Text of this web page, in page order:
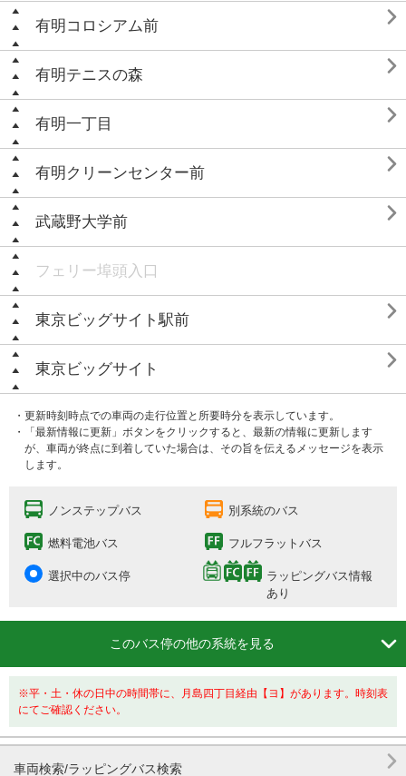
有明コロシアム前 
有明テニスの森 
有明一丁目 
有明クリーンセンター前 
武蔵野大学前 
フェリー埠頭入口
東京ビッグサイト駅前 
東京ビッグサイト 
・更新時刻時点での車両の走行位置と所要時分を表示しています。
・「最新情報に更新」ボタンをクリックすると、最新の情報に更新します
が、車両が終点に到着していた場合は、その旨を伝えるメッセージを表示
します。
ノンステップバス 別系統のバス
燃料電池バス フルフラットバス
選択中のバス停
ラッピングバス情報
あり
このバス停の他の系統を見る 
※平・土・休の日中の時間帯に、月島四丁目経由【ヨ】があります。時刻表
にてご確認ください。
車両検索/ラッピングバス検索 